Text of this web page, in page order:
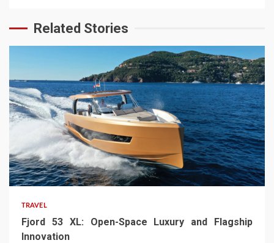
Related Stories
TRAVEL
Fjord 53 XL: Open-Space Luxury and Flagship
Innovation